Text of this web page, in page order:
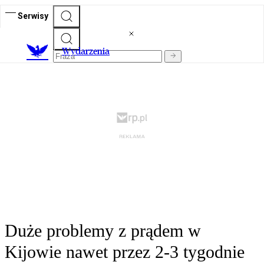
Serwisy
Wydarzenia
Duże problemy z prądem w
Kijowie nawet przez 2-3 tygodnie